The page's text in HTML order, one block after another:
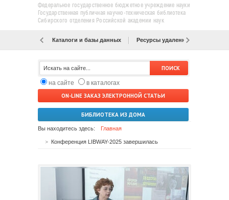
Федеральное государственное бюджетное учреждение науки
Государственная публичная научно-техническая библиотека
Сибирского отделения Российской академии наук
Каталоги и базы данных Ресурсы удаленного доступа
на сайте
в каталогах
ON-LINE ЗАКАЗ ЭЛЕКТРОННОЙ СТАТЬИ
БИБЛИОТЕКА ИЗ ДОМА
Вы находитесь здесь: Главная
Конференция LIBWAY-2025 завершилась